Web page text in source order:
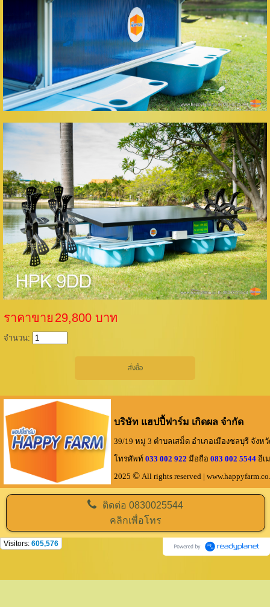
ราคาขาย 29,800 บาท
จำนวน:
บริษัท แฮปปี้ฟาร์ม เกิดผล จำกัด
39/19 หมู่ 3 ตำบลเสม็ด อำเภอเมืองชลบุรี จังห
โทรศัพท์ 033 002 922 มือถือ 083 002 5544 อีเ
2025 © All rights reserved |
ติดต่อ0830025544
คลิกเพื่อโทร
Visitors: 605,576